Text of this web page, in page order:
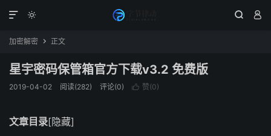
  

加密解密  正文
星宇密码保管箱官方下载v3.2 免费版
2019-04-02 阅读(282) 评论(0)  赞(0)
文章目录[隐藏]